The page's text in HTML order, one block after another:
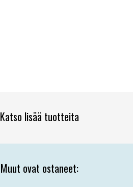
Katso lisää tuotteita
Muut ovat ostaneet: